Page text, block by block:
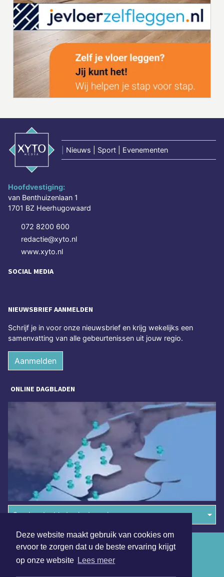
Deze website maakt gebruik van cookies om
ervoor te zorgen dat u de beste ervaring krijgt
op onze website Lees meer
Nieuws | Sport | Evenementen
Hoofdvestiging:
van Benthuizenlaan 1
1701 BZ Heerhugowaard
072 8200 600
redactie@xyto.nl
www.xyto.nl
SOCIAL MEDIA
NIEUWSBRIEF AANMELDEN
Schrijf je in voor onze nieuwsbrief en krijg wekelijks een
samenvatting van alle gebeurtenissen uit jouw regio.
Aanmelden
ONLINE DAGBLADEN
Overige dagbladen in de regio
Algemene voorwaarden
Disclaimer